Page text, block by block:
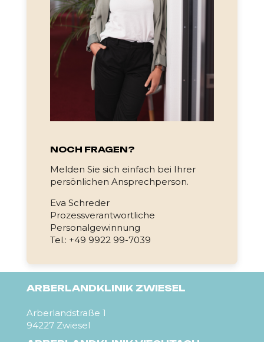
NOCH FRAGEN?
Melden Sie sich einfach bei Ihrer
persönlichen Ansprechperson.
Eva Schreder
Prozessverantwortliche
Personalgewinnung
Tel.: +49 9922 99-7039
ARBERLANDKLINIK ZWIESEL
Arberlandstraße 1
94227 Zwiesel